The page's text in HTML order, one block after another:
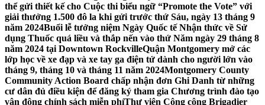
thể gửi thiết kế cho Cuộc thi biểu ngữ “Promote the Vote” với
giải thưởng 1.500 đô la khi gửi trước thứ Sáu, ngày 13 tháng 9
năm 2024Buổi lễ tưởng niệm Ngày Quốc tế Nhận thức về Sử
dụng Thuốc quá liều và thắp nến vào thứ Năm ngày 29 tháng 8
năm 2024 tại Downtown RockvilleQuận Montgomery mở các
lớp học về xe đạp và xe tay ga điện tử dành cho người lớn vào
tháng 9, tháng 10 và tháng 11 năm 2024Montgomery County
Community Action Board chấp nhận đơn Ghi Danh từ những
cư dân đủ điều kiện để đăng ký tham gia Chương trình đào tạo
vận động chính sách miễn phíThư viện Công cộng Brigadier